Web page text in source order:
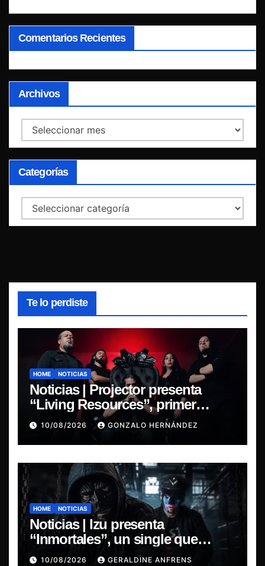
Comentarios Recientes
Archivos
Archivos
Categorías
Categorías
Te lo perdiste
HOME NOTICIAS
Noticias | Projector presenta
“Living Resources”, primer
adelanto de su nuevo álbum
Before the Last Light
10/08/2026 GONZALO HERNÁNDEZ
HOME NOTICIAS
Noticias | Izu presenta
“Inmortales”, un single que
marca su esperado regreso.
10/08/2026 GERALDINE ANFRENS